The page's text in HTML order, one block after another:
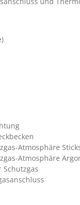
Atmosphäre
Atmosphäre